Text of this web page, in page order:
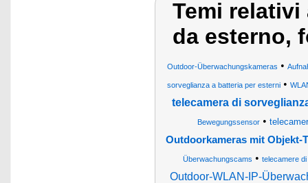
Temi relativi
da esterno,
Outdoor-Überwachungskameras •
sorveglianza a batteria per esterni •
telecamera di
Bewegungssensor•
Outdoorkameras mit Objekt-
Überwachungscams • telecamere
Outdoor-WLAN-IP-